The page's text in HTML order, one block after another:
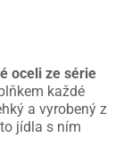
oceli ze série
každé
a vyrobený z
jídla s ním